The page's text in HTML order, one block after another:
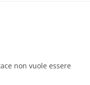
non vuole essere